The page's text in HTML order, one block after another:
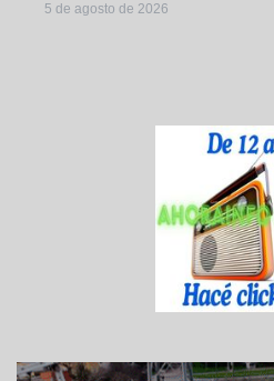
5 de agosto de 2026